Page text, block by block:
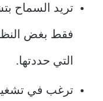
تريد السماح
فقط بغض
التي حددتها.
ترغب في